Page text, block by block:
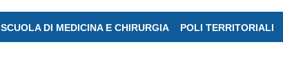
SCUOLA DI MEDICINA E CHIRURGIA POLI TERRITORIALI